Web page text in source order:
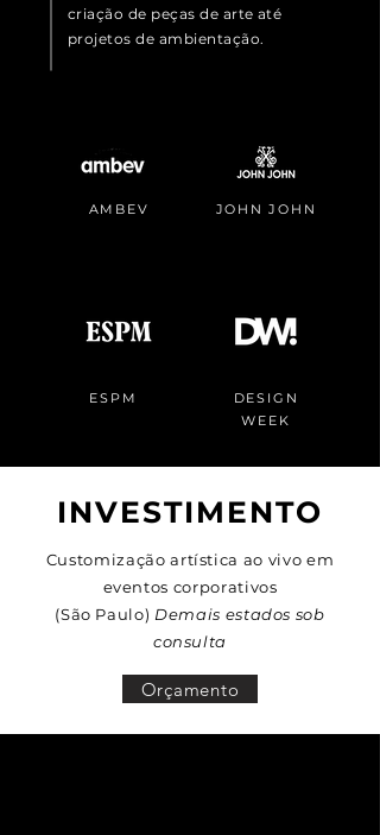
criação de peças de arte até
projetos de ambientação.
AMBEV JOHN JOHN
ESPM
DESIGN
WEEK
INVESTIMENTO
Customização artística ao vivo em
eventos corporativos
(São Paulo) Demais estados sob
consulta
Orçamento